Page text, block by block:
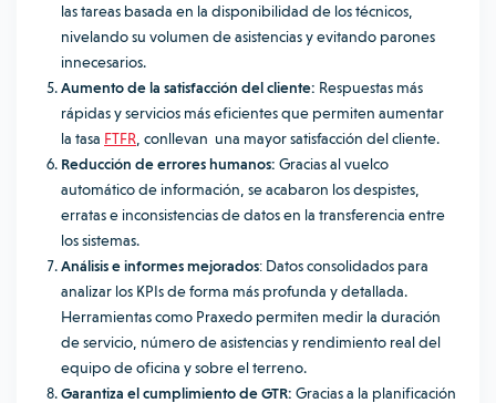
las tareas basada en la disponibilidad de los técnicos,
nivelando su volumen de asistencias y evitando parones
innecesarios.
Aumento de la satisfacción del cliente: Respuestas más
rápidas y servicios más eficientes que permiten aumentar
la tasa FTFR , conllevan una mayor satisfacción del cliente.
Reducción de errores humanos: Gracias al vuelco
automático de información, se acabaron los despistes,
erratas e inconsistencias de datos en la transferencia entre
los sistemas.
Análisis e informes mejorados: Datos consolidados para
analizar los KPIs de forma más profunda y detallada.
Herramientas como Praxedo permiten medir la duración
de servicio, número de asistencias y rendimiento real del
equipo de oficina y sobre el terreno.
Garantiza el cumplimiento de GTR: Gracias a la planificación